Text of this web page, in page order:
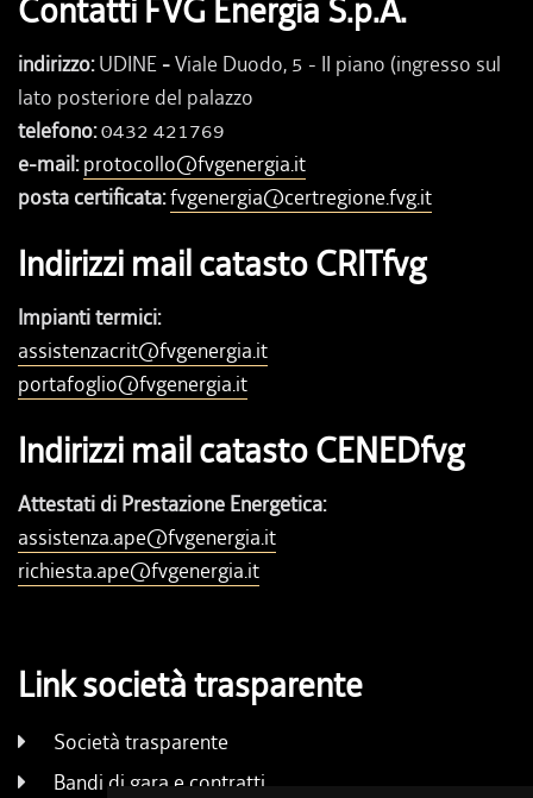
Contatti FVG Energia S.p.A.
indirizzo:UDINE -Viale Duodo, 5 - II piano (ingresso sul
lato posteriore del palazzo
telefono:0432 421769
e-mail:protocollo@fvgenergia.it
posta certificata:fvgenergia@certregione.fvg.it
Indirizzi mail catasto CRITfvg
Impianti termici:
assistenzacrit@fvgenergia.it
portafoglio@fvgenergia.it
Indirizzi mail catasto CENEDfvg
Attestati di Prestazione Energetica:
assistenza.ape@fvgenergia.it
richiesta.ape@fvgenergia.it
Link società trasparente
Società trasparente
Bandi di gara e contratti